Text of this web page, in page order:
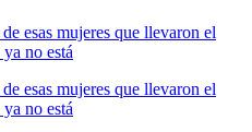
esas mujeres que llevaron el
no está
esas mujeres que llevaron el
no está